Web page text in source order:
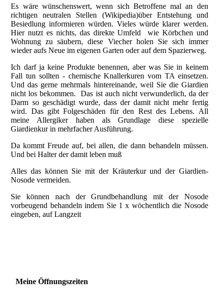
Es wäre wünschenswert, wenn sich Betroffene mal an den
richtigen neutralen Stellen (Wikipedia)über Entstehung und
Besiedlung informieren würden. Vieles würde klarer werden.
Hier nutzt es nichts, das direkte Umfeld wie Körbchen und
Wohnung zu säubern, diese Viecher holen Sie sich immer
wieder aufs Neue im eigenen Garten oder auf dem Spazierweg.
Ich darf ja keine Produkte benennen, aber was Sie in keinem
Fall tun sollten - chemische Knallerkuren vom TA einsetzen.
Und das gerne mehrmals hintereinande, weil Sie die Giardien
nicht los bekommen. Das ist auch nicht verwunderlich, da der
Darm so geschädigt wurde, dass der damit nicht mehr fertig
wird. Das gibt Folgeschäden für den Rest des Lebens. All
meine Allergiker haben als Grundlage diese spezielle
Giardienkur in mehrfacher Ausführung.
Da kommt Freude auf, bei allen, die dann behandeln müssen.
Und bei Halter der damit leben muß
Alles das können Sie mit der Kräuterkur und der Giardien-
Nosode vermeiden.
Sie können nach der Grundbehandlung mit der Nosode
vorbeugend behandeln indem Sie 1 x wöchentlich die Nosode
eingeben, auf Langzeit
Meine Öffnungszeiten